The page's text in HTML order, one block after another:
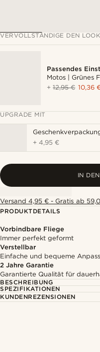
VERVOLLSTÄNDIGE DEN LOOK
Passendes
Motos | Grünes
+12,95 € 10,36
UPGRADE MIT
+4,95 €
IN
Versand 4,95 € - Gratis ab
PRODUKTDETAILS
Vorbindbare Fliege
Immer perfekt geformt
Verstellbar
Einfache und bequeme
2 Jahre Garantie
Garantierte Qualität für
BESCHREIBUNG
SPEZIFIKATIONEN
KUNDENREZENSIONEN